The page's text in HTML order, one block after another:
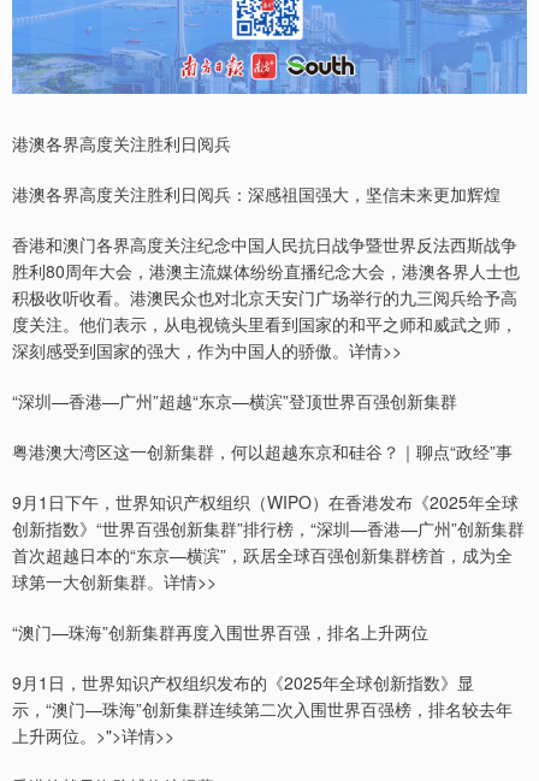
港澳各界高度关注胜利日阅兵
港澳各界高度关注胜利日阅兵：深感祖国强大，坚信未来更加辉煌
香港和澳门各界高度关注纪念中国人民抗日战争暨世界反法西斯战争
胜利80周年大会，港澳主流媒体纷纷直播纪念大会，港澳各界人士也
积极收听收看。港澳民众也对北京天安门广场举行的九三阅兵给予高
度关注。他们表示，从电视镜头里看到国家的和平之师和威武之师，
深刻感受到国家的强大，作为中国人的骄傲。详情>>
“深圳—香港—广州”超越“东京—横滨”登顶世界百强创新集群
粤港澳大湾区这一创新集群，何以超越东京和硅谷？｜聊点“政经”事
9月1日下午，世界知识产权组织（WIPO）在香港发布《2025年全球
创新指数》“世界百强创新集群”排行榜，“深圳—香港—广州”创新集群
首次超越日本的“东京—横滨”，跃居全球百强创新集群榜首，成为全
球第一大创新集群。详情>>
“澳门—珠海”创新集群再度入围世界百强，排名上升两位
9月1日，世界知识产权组织发布的《2025年全球创新指数》显
示，“澳门—珠海”创新集群连续第二次入围世界百强榜，排名较去年
上升两位。>">详情>>